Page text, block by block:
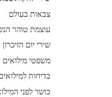
צבאות בעולם
עוצמת טוהר
שירי יום הזיכרון
משפטי מילואים
בדיחות
כושר לפני